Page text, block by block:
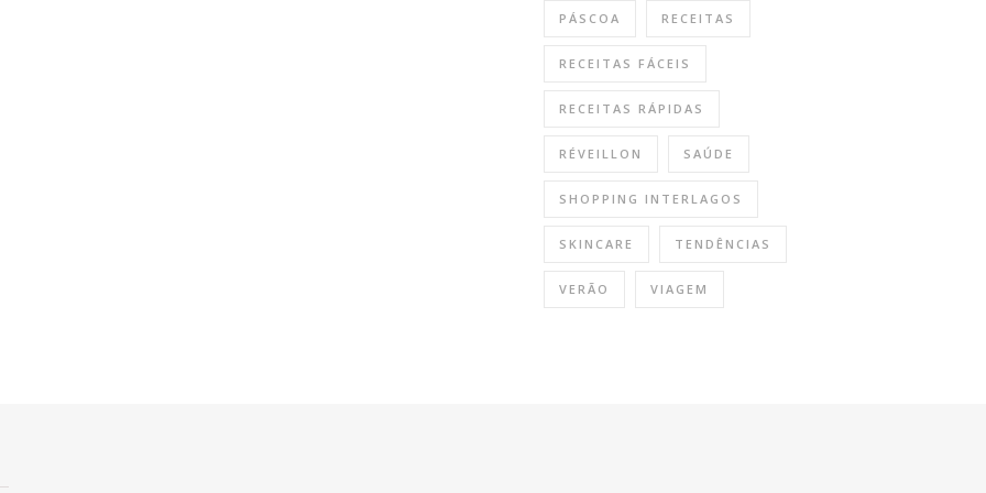
PÁSCOA RECEITAS
RECEITAS FÁCEIS
RECEITAS RÁPIDAS
RÉVEILLON SAÚDE
SHOPPING INTERLAGOS
SKINCARE TENDÊNCIAS
VERÃO VIAGEM